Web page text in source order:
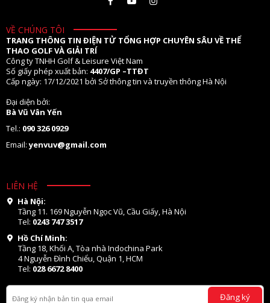
VỀ CHÚNG TÔI
TRANG THÔNG TIN ĐIỆN TỬ TỔNG HỢP CHUYÊN SÂU VỀ THỂ
THAO GOLF VÀ GIẢI TRÍ
Công ty TNHH Golf & Leisure Việt Nam
Số giấy phép xuất bản: 4407/GP –TTĐT
Cấp ngày: 17/12/2021 bởi Sở thông tin và truyền thông Hà Nội
Đại diện bởi:
Bà Vũ Vân Yến
Tel.: 090 326 0929
Email:yenvuv@gmail.com
LIÊN HỆ
Hà Nội:
Tầng 11. 169 Nguyễn Ngọc Vũ, Cầu Giấy, Hà Nội
Tel: 0243 747 3517
Hồ Chí Minh:
Tầng 18, Khối A, Tòa nhà Indochina Park
4 Nguyễn Đình Chiểu, Quận 1, HCM
Tel: 028 6672 8400
Đăng ký